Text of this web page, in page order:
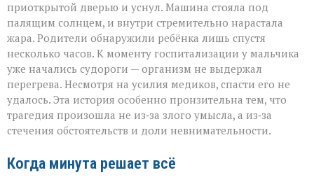
приоткрытой дверью и уснул. Машина стояла под
палящим солнцем, и внутри стремительно нарастала
жара. Родители обнаружили ребёнка лишь спустя
несколько часов. К моменту госпитализации у мальчика
уже начались судороги — организм не выдержал
перегрева. Несмотря на усилия медиков, спасти его не
удалось. Эта история особенно пронзительна тем, что
трагедия произошла не из‑за злого умысла, а из‑за
стечения обстоятельств и доли невнимательности.
Когда минута решает всё